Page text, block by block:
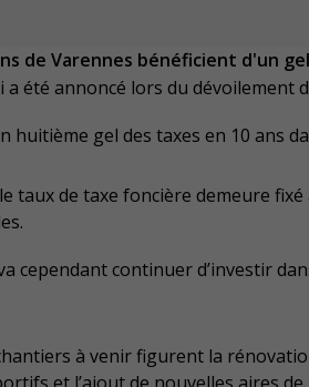
de Varennes bénéficient d'un
a été annoncé lors du dévoilement
huitième gel des taxes en 10 ans
taux de taxe foncière demeure
cependant continuer d’investir
à venir figurent la